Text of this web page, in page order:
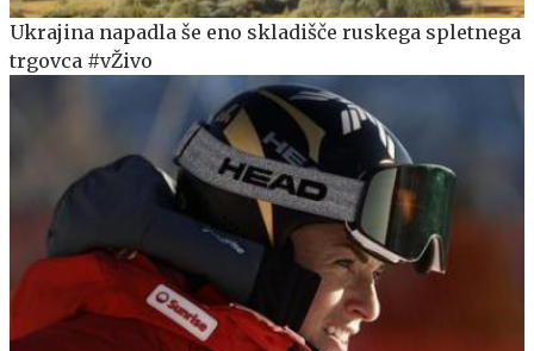
Ukrajina napadla še eno skladišče ruskega spletnega
trgovca #vŽivo